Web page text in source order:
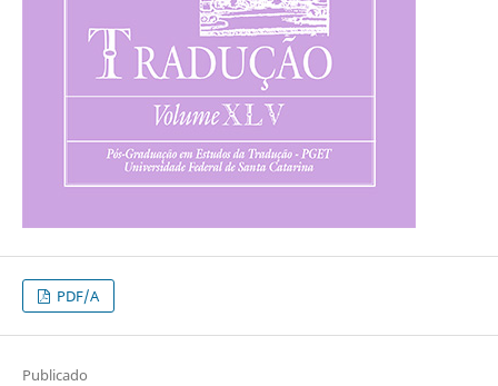
PDF/A
Publicado